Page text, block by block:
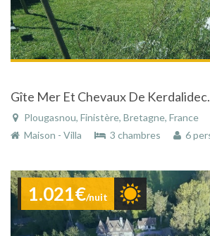
Gîte Mer Et Chevaux De Kerdalidec.
Plougasnou, Finistère, Bretagne, France
Maison - Villa
3 chambres 6
1.021€/nuit